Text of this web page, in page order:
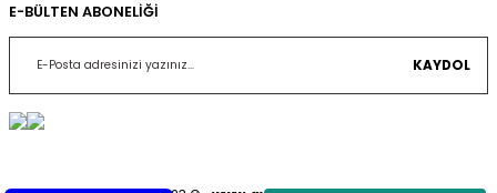
E-BÜLTEN ABONELİĞİ
KAYDOL